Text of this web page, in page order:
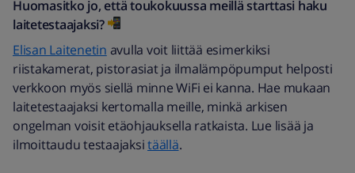
Huomasitko jo, että toukokuussa meillä starttasi haku
laitetestaajaksi?
Elisan Laitenetin avulla voit liittää esimerkiksi
riistakamerat, pistorasiat ja ilmalämpöpumput helposti
verkkoon myös siellä minne WiFi ei kanna. Hae mukaan
laitetestaajaksi kertomalla meille, minkä arkisen
ongelman voisit etäohjauksella ratkaista. Lue lisää ja
ilmoittaudu testaajaksitäällä.